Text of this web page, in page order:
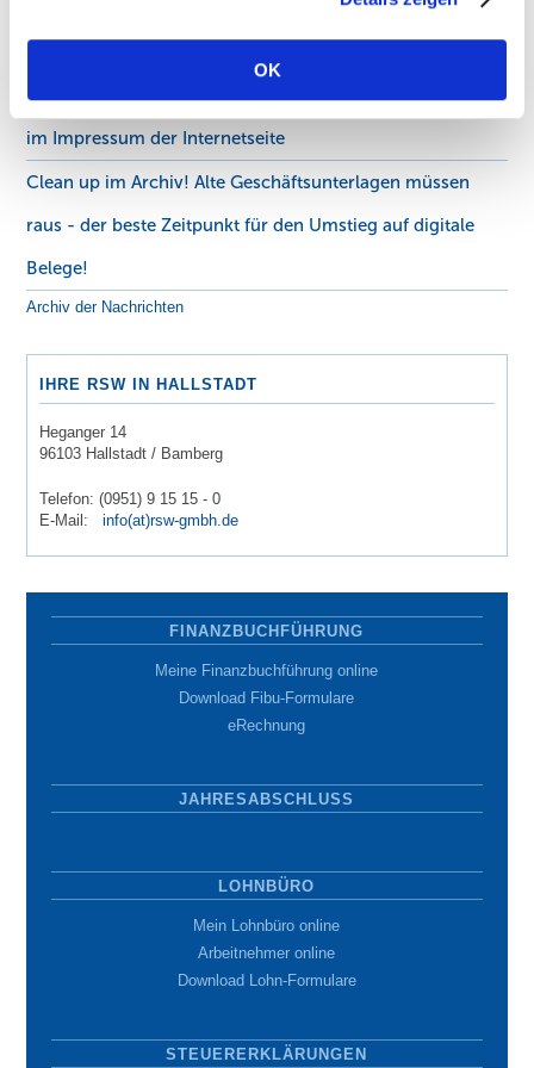
OK
Anmeldung per smsTAN durch ein neues Verfahren
Angabe der Wirtschafts-Identifikationsnummer (W-IdNr.)
im Impressum der Internetseite
Clean up im Archiv! Alte Geschäftsunterlagen müssen
raus - der beste Zeitpunkt für den Umstieg auf digitale
Belege!
Archiv der Nachrichten
IHRE RSW IN HALLSTADT
Heganger 14
96103 Hallstadt / Bamberg
Telefon: (0951) 9 15 15 - 0
E-Mail:info(at)rsw-gmbh.de
FINANZBUCHFÜHRUNG
Meine Finanzbuchführung online
Download Fibu-Formulare
eRechnung
JAHRESABSCHLUSS
LOHNBÜRO
Mein Lohnbüro online
Arbeitnehmer online
Download Lohn-Formulare
STEUERERKLÄRUNGEN